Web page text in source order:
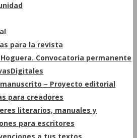
para la revista
Convocatoria permanente
– Proyecto editorial
para creadores
literarios, manuales y
para escritores